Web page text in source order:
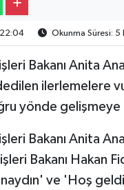
Okunma Süresi: 5
Bakanı Anita
ilerlemelere
yönde
Bakanı Anita
Bakanı Hakan
ve 'Hoş